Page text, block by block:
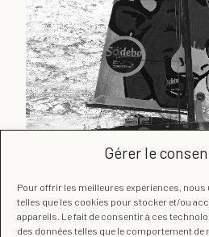
Gérer le
Pour offrir les meilleures expériences,
telles que les cookies pour stocker et/ou
appareils. Le fait de consentir à ces
des données telles que le comportement de
IMOCA GROUPE BEL
Port camargue /DECO IMOCA